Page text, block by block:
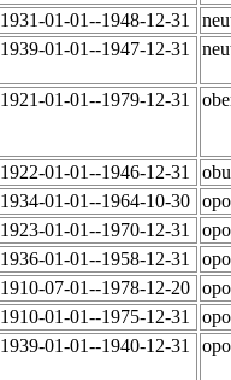
1931-01-01--1948-12-31
1939-01-01--1947-12-31
1921-01-01--1979-12-31
1922-01-01--1946-12-31
1934-01-01--1964-10-30
1923-01-01--1970-12-31
1936-01-01--1958-12-31
1910-07-01--1978-12-20
1910-01-01--1975-12-31
1939-01-01--1940-12-31